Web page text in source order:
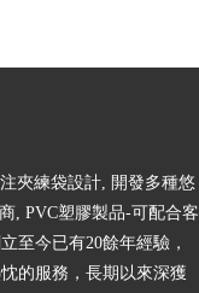
夾練袋設計, 開發多種悠
, PVC塑膠製品-可配合客
至今已有20餘年經驗，
的服務，長期以來深獲